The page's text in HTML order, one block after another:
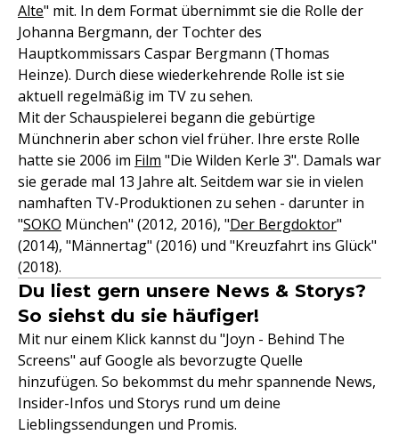
Alte" mit. In dem Format übernimmt sie die Rolle der
Johanna Bergmann, der Tochter des
Hauptkommissars Caspar Bergmann (Thomas
Heinze). Durch diese wiederkehrende Rolle ist sie
aktuell regelmäßig im TV zu sehen.
Mit der Schauspielerei begann die gebürtige
Münchnerin aber schon viel früher. Ihre erste Rolle
hatte sie 2006 im Film "Die Wilden Kerle 3". Damals war
sie gerade mal 13 Jahre alt. Seitdem war sie in vielen
namhaften TV-Produktionen zu sehen - darunter in
"SOKO München" (2012, 2016), "Der Bergdoktor"
(2014), "Männertag" (2016) und "Kreuzfahrt ins Glück"
(2018).
Du liest gern unsere News & Storys?
So siehst du sie häufiger!
Mit nur einem Klick kannst du "Joyn - Behind The
Screens" auf Google als bevorzugte Quelle
hinzufügen. So bekommst du mehr spannende News,
Insider-Infos und Storys rund um deine
Lieblingssendungen und Promis.